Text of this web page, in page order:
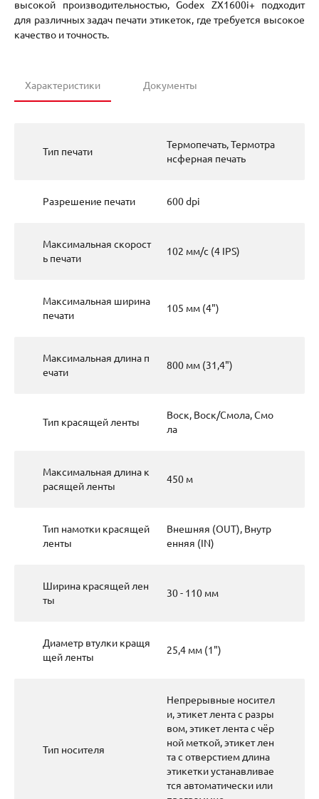
высокой производительностью, Godex ZX1600i+ подходит
для различных задач печати этикеток, где требуется высокое
качество и точность.
Характеристики Документы
Тип печати
Термопечать, Термотра
нсферная печать
Разрешение печати 600 dpi
Максимальная скорост
ь печати
102 мм/с (4 IPS)
Максимальная ширина
печати
105 мм (4")
Максимальная длина п
ечати
800 мм (31,4")
Тип красящей ленты
Воск, Воск/Смола, Смо
ла
Максимальная длина к
расящей ленты
450 м
Тип намотки красящей
ленты
Внешняя (OUT), Внутр
енняя (IN)
Ширина красящей лен
ты
30 - 110 мм
Диаметр втулки кращя
щей ленты
25,4 мм (1")
Тип носителя
Непрерывные носител
и, этикет лента с разры
вом, этикет лента с чёр
ной меткой, этикет лен
та с отверстием длина
этикетки устанавливае
тся автоматически или